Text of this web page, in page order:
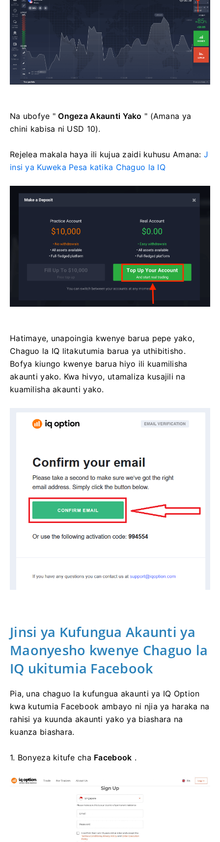
Na ubofye "Ongeza Akaunti Yako " (Amana ya
chini kabisa ni USD 10).
Rejelea makala haya ili kujua zaidi kuhusu Amana: J
insi ya Kuweka Pesa katika Chaguo la IQ
Hatimaye, unapoingia kwenye barua pepe yako,
Chaguo la IQ litakutumia barua ya uthibitisho.
Bofya kiungo kwenye barua hiyo ili kuamilisha
akaunti yako. Kwa hivyo, utamaliza kusajili na
kuamilisha akaunti yako.
Jinsi ya Kufungua Akaunti ya
Maonyesho kwenye Chaguo la
IQ ukitumia Facebook
Pia, una chaguo la kufungua akaunti ya IQ Option
kwa kutumia Facebook ambayo ni njia ya haraka na
rahisi ya kuunda akaunti yako ya biashara na
kuanza biashara.
1. Bonyeza kitufe cha Facebook .